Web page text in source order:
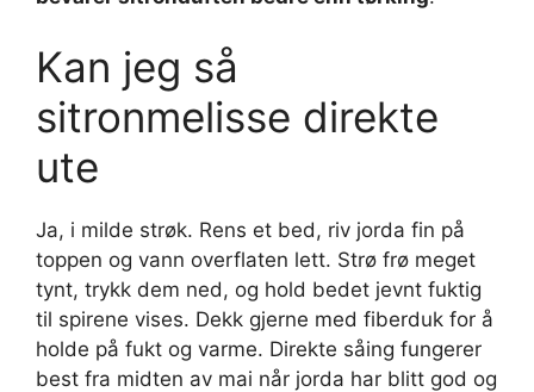
Kan jeg så
sitronmelisse direkte
ute
Ja, i milde strøk. Rens et bed, riv jorda fin på
toppen og vann overflaten lett. Strø frø meget
tynt, trykk dem ned, og hold bedet jevnt fuktig
til spirene vises. Dekk gjerne med fiberduk for å
holde på fukt og varme. Direkte såing fungerer
best fra midten av mai når jorda har blitt god og